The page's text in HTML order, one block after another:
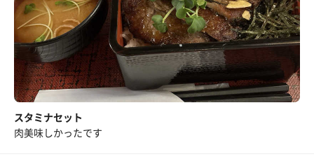
スタミナセット
肉美味しかったです